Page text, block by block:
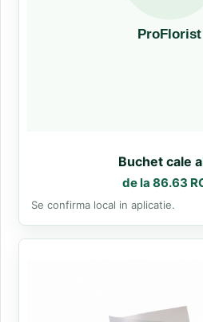
Buchet cale
de la 86.63
Se confirma local in aplicatie.